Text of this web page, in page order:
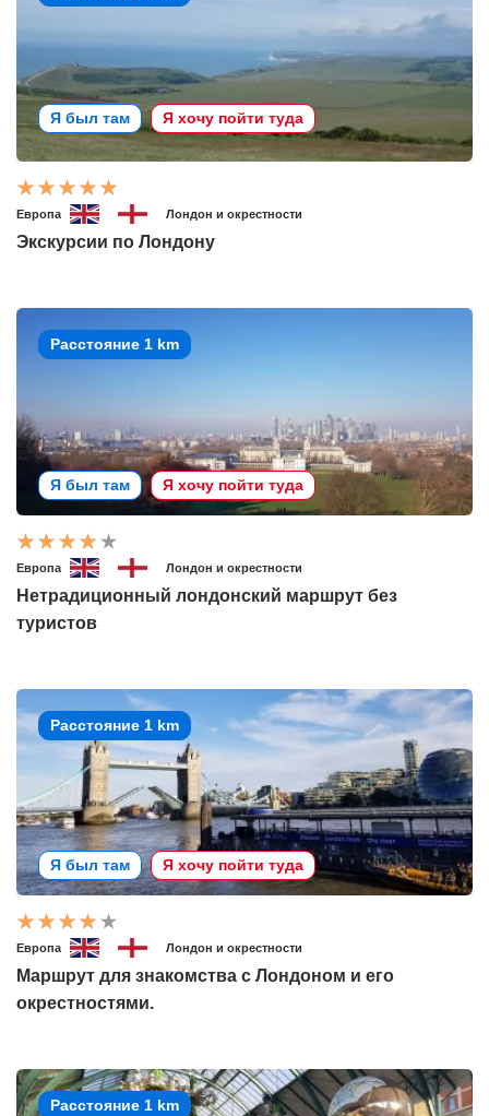
Я был там Я хочу пойти туда
Европа Лондон и окрестности
Экскурсии по Лондону
Расстояние 1 km
Я был там Я хочу пойти туда
Европа Лондон и окрестности
Нетрадиционный лондонский маршрут без
туристов
Расстояние 1 km
Я был там Я хочу пойти туда
Европа Лондон и окрестности
Маршрут для знакомства с Лондоном и его
окрестностями.
Расстояние 1 km